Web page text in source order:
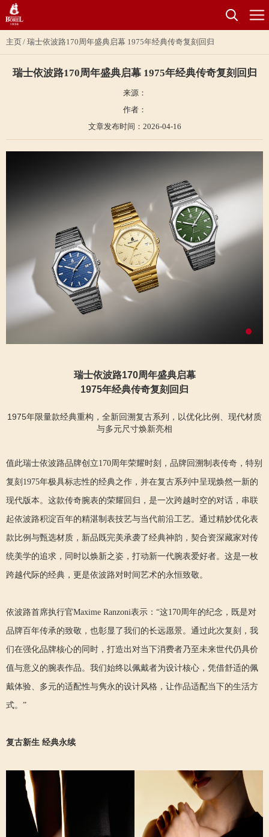
主页 瑞士依波路170周年盛典启幕 1975年经典传奇复刻回归
瑞士依波路170周年盛典启幕 1975年经典传奇复刻回归
来源：
作者：
文章发布时间：2026-04-16
瑞士依波路170周年盛典启幕
1975年经典传奇复刻 回归
1975年限量款经典重构，全新回溯复古系列，以优化比例、现代材质
与多元尺寸焕新亮相
值此瑞士依波路品牌创立170周年荣耀时刻，品牌回溯制表传奇，特别
复刻1975年极具标志性的经典之作，并在复古系列中呈现焕然一新的
现代版本。这款传奇腕表的荣耀回归，是一次跨越时空的对话，串联
起依波路积淀百年的精湛制表技艺与当代前沿工艺。通过精妙优化表
款比例与甄选材质，新品既完美承袭了经典神韵，契合资深藏家对传
统美学的追求，同时以焕新之姿，打动新一代腕表爱好者。这是一枚
跨越代际的经典，更是依波路对时间艺术的永恒致敬。
依波路首席执行官Maxime Ranzoni表示：“这170周年的纪念，既是对
品牌百年传承的致敬，也彰显了我们的长远愿景。通过此次复刻，我
们在强化品牌核心的同时，打造出对当下消费者乃至未来世代仍具价
值与意义的腕表作品。我们始终以佩戴者为设计核心，凭借舒适的佩
戴体验、多元的适配性与隽永的设计风格，让作品适配当下的生活方
式。”
复古新生 经典永续